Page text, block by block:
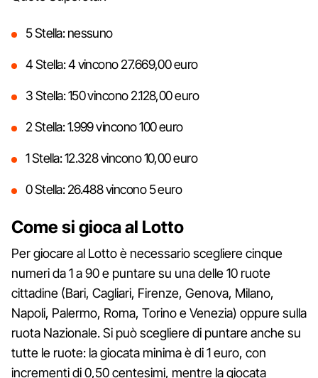
5 Stella: nessuno
4 Stella: 4 vincono 27.669,00 euro
3 Stella: 150 vincono 2.128,00 euro
2 Stella: 1.999 vincono 100 euro
1 Stella: 12.328 vincono 10,00 euro
0 Stella: 26.488 vincono 5 euro
Come si gioca al Lotto
Per giocare al Lotto è necessario scegliere cinque
numeri da 1 a 90 e puntare su una delle 10 ruote
cittadine (Bari, Cagliari, Firenze, Genova, Milano,
Napoli, Palermo, Roma, Torino e Venezia) oppure sulla
ruota Nazionale. Si può scegliere di puntare anche su
tutte le ruote: la giocata minima è di 1 euro, con
incrementi di 0,50 centesimi, mentre la giocata